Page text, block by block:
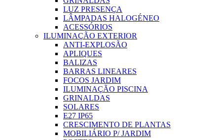
LUZ PRESENÇA
LÂMPADAS HALOGÉNEO
ACESSÓRIOS
ILUMINAÇÃO EXTERIOR
ANTI-EXPLOSÃO
APLIQUES
BALIZAS
BARRAS LINEARES
FOCOS JARDIM
ILUMINAÇÃO PISCINA
GRINALDAS
SOLARES
E27 IP65
CRESCIMENTO DE PLANTAS
MOBILIÁRIO P/ JARDIM